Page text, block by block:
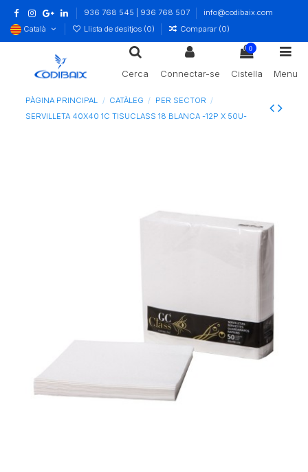
936 768 545 | 936 768 507
info@codibaix.com
Català
Llista de desitjos (0) Comparar (0)
Cerca Connectar-se
0
Cistella Menu
PÀGINA PRINCIPAL CATÀLEG
PER SECTOR
SERVILLETA 40X40 1C TISUCLASS 18 BLANCA -12P X 50U-